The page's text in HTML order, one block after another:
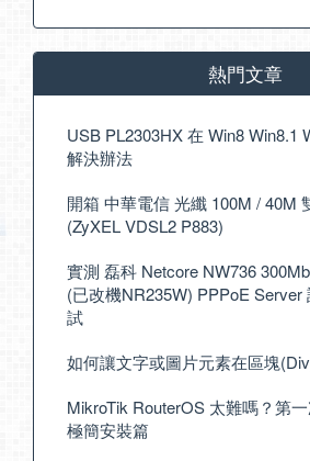
熱門文章
USB PL2303HX 在 Win8 Win8.1
解決辦法
開箱 中華電信 光纖 100M / 40M
(ZyXEL VDSL2 P883)
實測 磊科 Netcore NW736
(已改機NR235W) PPPoE Server
試
如何讓文字或圖片元素在區塊
MikroTik RouterOS 太難嗎？第
極簡安裝篇